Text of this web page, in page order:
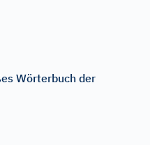
Wörterbuch der